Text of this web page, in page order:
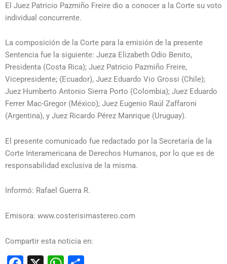
El Juez Patricio Pazmiño Freire dio a conocer a la Corte su voto
individual concurrente.
La composición de la Corte para la emisión de la presente
Sentencia fue la siguiente: Jueza Elizabeth Odio Benito,
Presidenta (Costa Rica); Juez Patricio Pazmiño Freire,
Vicepresidente; (Ecuador), Juez Eduardo Vio Grossi (Chile);
Juez Humberto Antonio Sierra Porto (Colombia); Juez Eduardo
Ferrer Mac-Gregor (México); Juez Eugenio Raúl Zaffaroni
(Argentina), y Juez Ricardo Pérez Manrique (Uruguay).
El presente comunicado fue redactado por la Secretaría de la
Corte Interamericana de Derechos Humanos, por lo que es de
responsabilidad exclusiva de la misma.
Informó: Rafael Guerra R.
Emisora: www.costerisimastereo.com
Compartir esta noticia en: